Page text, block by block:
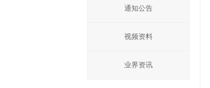
通知公告
视频资料
业界资讯